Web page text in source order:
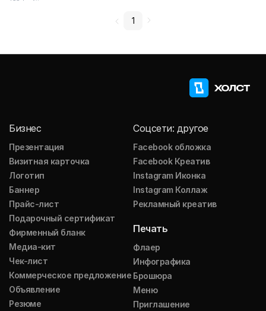
1
Бизнес
Презентация
Визитная карточка
Логотип
Баннер
Прайс-лист
Подарочный сертификат
Фирменный бланк
Медиа-кит
Чек-лист
Коммерческое предложение
Объявление
Резюме
Соцсети: другое
Facebook обложка
Facebook Креатив
Instagram Иконка
Instagram Коллаж
Рекламный креатив
Печать
Флаер
Инфографика
Брошюра
Меню
Приглашение